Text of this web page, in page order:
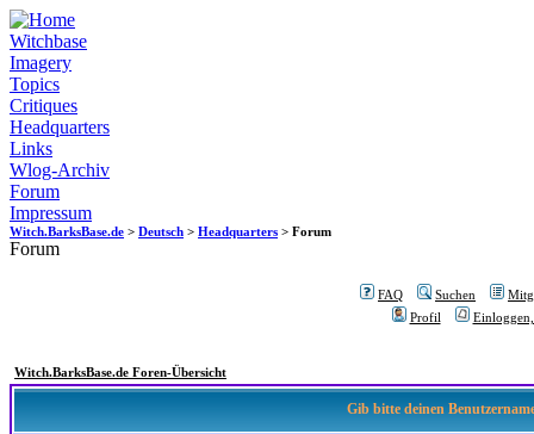
Witchbase
Imagery
Topics
Critiques
Headquarters
Links
Wlog-Archiv
Forum
Impressum
Witch.BarksBase.de > Deutsch > Headquarters > Forum
Forum
FAQ Suchen
Profil
Witch.BarksBase.de Foren-Übersicht
Gib bitte deinen